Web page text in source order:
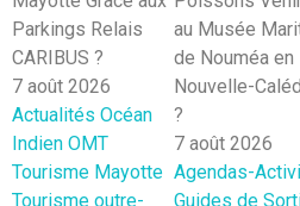
7 août 2026
Actualités Océan
Indien OMT
Tourisme Mayotte
Tourisme outre-
7 août 2026
Agendas-
Guides de